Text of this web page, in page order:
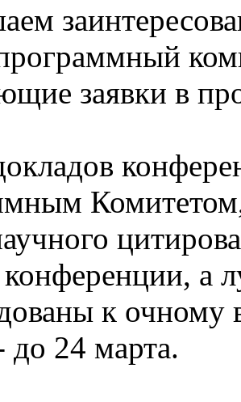
заявки в
конференции, а
к
до 24 марта.